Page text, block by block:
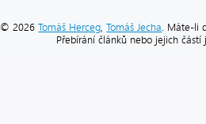
© 2026Tomáš Herceg ,Tomáš Jecha . Máte-li
Přebírání článků nebo jejich